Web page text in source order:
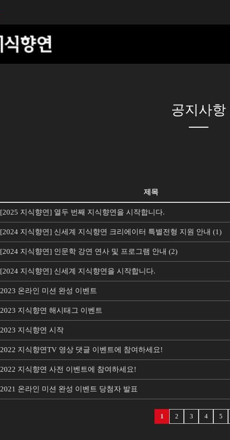
공지사항
제목
[2025 지식향연] 열두 번째 지식향연을 시작합니다.
[2024 지식향연] 신세계 지식향연 크리에이터 특별전형 지원 안내 (1)
[2024 지식향연] 인문학 강연 연사 및 프로그램 안내 (2)
[2024 지식향연] 신세계 지식향연을 시작합니다.
2023 온라인 미션 완성 이벤트
2023 지식향연 해시태그 이벤트
2023 지식향연 시작
2022 지식향연TV 영상 댓글 이벤트에 참여하세요!
2022 지식향연 사전 이벤트에 참여하세요!
2021 온라인 미션 완성 이벤트 당첨자 발표
1 2 3 4 5